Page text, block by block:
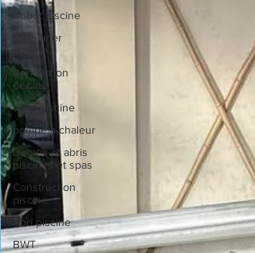
Robot piscine
Pose liner
piscine
Renovation
piscine
volet piscine
pompe a chaleur
Domes et abris
piscines et spas
Construction
piscine
Abri piscine
BWT